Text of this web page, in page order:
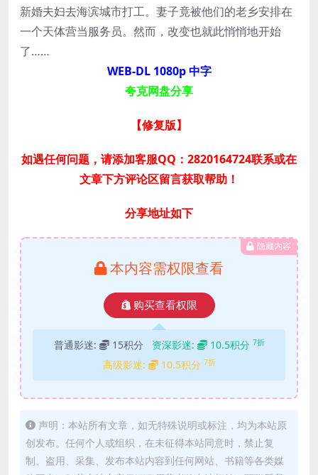
新婚夫妇去海滨城市打工。妻子竟被他们的老乡安排在
一个天体营当服务员。然而，改变也就此悄悄地开始
了……
WEB-DL 1080p 中字
夸克网盘分享
【修复版】
如遇任何问题，请添加客服QQ：2820164724联系或在
文章下方评论区留言获取帮助！
分享地址如下
隐藏内容
本内容需权限查看
购买查看权限
普通影迷: 15积分 资深影迷: 10.5积分 7折
高级影迷: 10.5积分 7折
声明：本站所有文章，如无特殊说明或标注，均为本站原
创发布。任何个人或组织，在未征得本站同意时，禁止复
制、盗用、采集、发布本站内容到任何网站、书籍等各类媒